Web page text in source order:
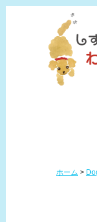
ホーム >